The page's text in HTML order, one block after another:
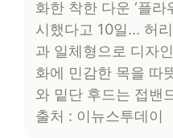
화한 착한 다운 ‘플라
시했다고 10일… 허
과 일체형으로 디자
화에 민감한 목을 따
와 밑단 후드는 접밴
출처 : 이뉴스투데이